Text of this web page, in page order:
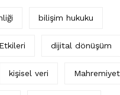
bilişim hukuku
dijital dönüşüm
kişisel veri Mahremiyet